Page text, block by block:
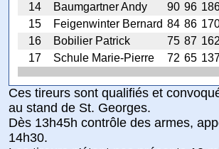
14
Baumgartner Andy 90 96
15
Feigenwinter Bernard 84 86
16
Bobilier Patrick 75 87 162
17
Schule Marie-Pierre 72 65
Ces tireurs sont qualifiés et
au stand de St. Georges.
Dès 13h45h contrôle des armes,
14h30.